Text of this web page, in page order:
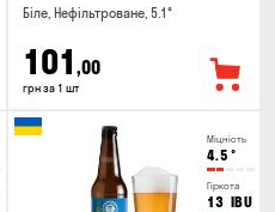
Біле, Нефільтроване, 5.1°
101 ,00
грн за 1 шт
Міцність
4.5 °
Гіркота
13 IBU